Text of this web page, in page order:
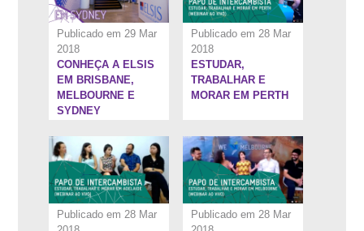
Publicado em 29 Mar
2018
CONHEÇA A ELSIS
EM BRISBANE,
MELBOURNE E
SYDNEY
Publicado em 28 Mar
2018
ESTUDAR,
TRABALHAR E
MORAR EM PERTH
Publicado em 28 Mar
1:22:40''
Publicado em 28 Mar
1:29:24''